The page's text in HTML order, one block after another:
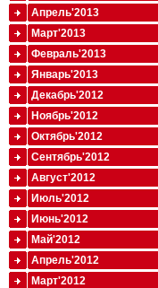
Апрель'2013
Март'2013
Февраль'2013
Январь'2013
Декабрь'2012
Ноябрь'2012
Октябрь'2012
Сентябрь'2012
Август'2012
Июль'2012
Июнь'2012
Май'2012
Апрель'2012
Март'2012